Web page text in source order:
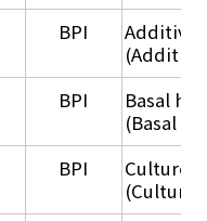
BPI
BPI
Basal
(Basal
BPI
Culture
(Culture